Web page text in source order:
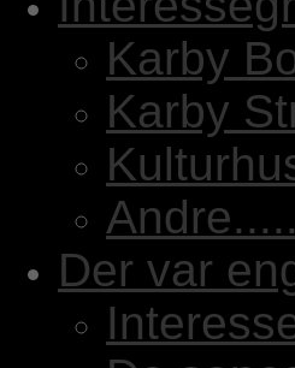
Karby
Karby
Andre.....
Der var